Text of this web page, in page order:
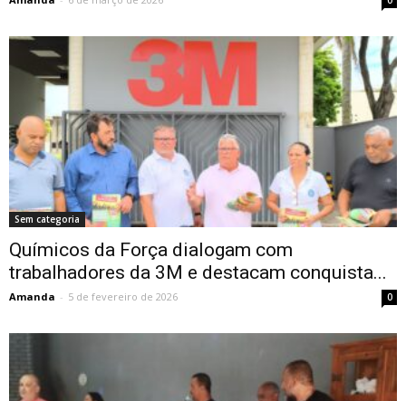
Sem categoria
Químicos da Força dialogam com
trabalhadores da 3M e destacam conquista...
Amanda - 5 de fevereiro de 2026 0